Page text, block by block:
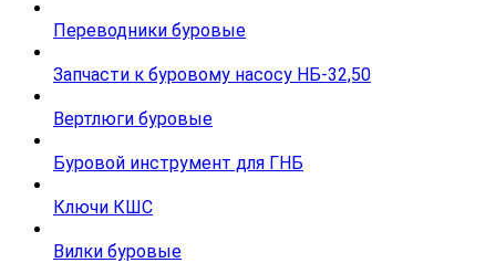
Переводники буровые
Запчасти к буровому насосу НБ-32,50
Вертлюги буровые
Буровой инструмент для ГНБ
Ключи КШС
Вилки буровые